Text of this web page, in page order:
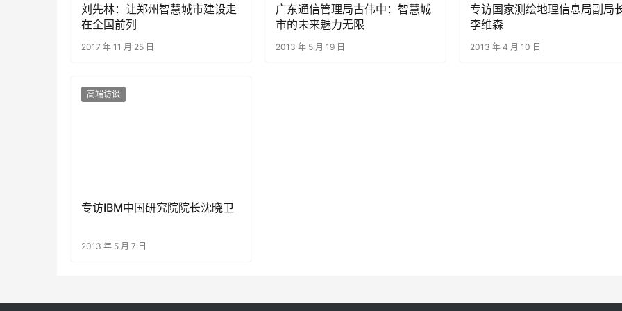
刘先林：让郑州智慧城市建设走
在全国前列
2017 年 11 月 25 日
广东通信管理局古伟中：智慧城
市的未来魅力无限
2013 年 5 月 19 日
专访国家测绘地理信息局副局
李维森
2013 年 4 月 10 日
高端访谈
专访IBM中国研究院院长沈晓卫
2013 年 5 月 7 日